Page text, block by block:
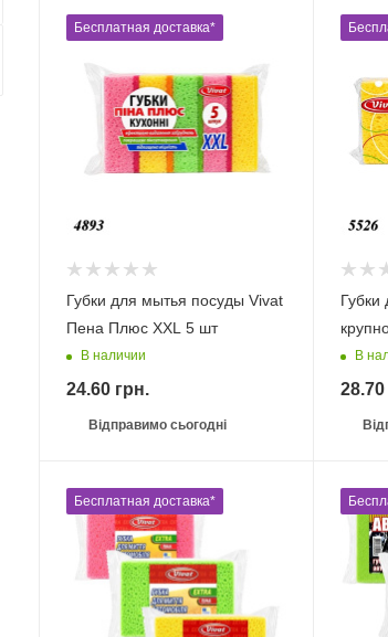
Бесплатная доставка*
Губки для мытья посуды Vivat
Пена Плюс XXL 5 шт
В наличии
24.60 грн.
Відправимо сьогодні
В
28.70
Бесплатная доставка*